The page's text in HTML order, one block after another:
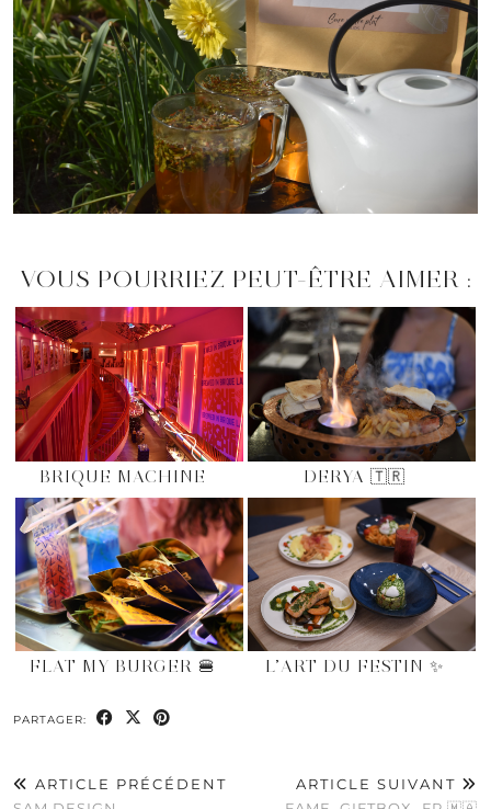
VOUS POURRIEZ PEUT-ÊTRE AIMER :
BRIQUE MACHINE DERYA 🇹🇷
FLAT MY BURGER 🍔 L’ART DU FESTIN ✨
PARTAGER:
ARTICLE PRÉCÉDENT
ARTICLE SUIVANT